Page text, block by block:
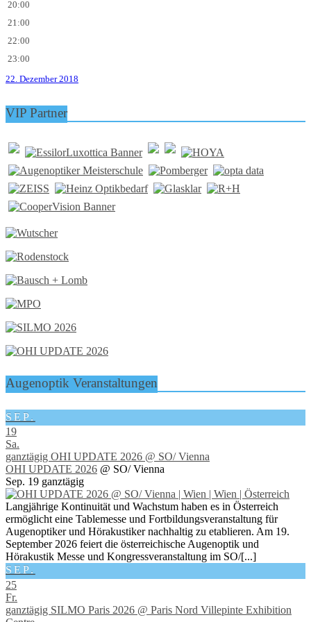
20:00
21:00
22:00
23:00
22. Dezember 2018
VIP Partner
Augenoptik Veranstaltungen
SEP.
19
Sa.
ganztägig OHI UPDATE 2026 @ SO/ Vienna
OHI UPDATE 2026 @ SO/ Vienna
Sep. 19 ganztägig
Langjährige Kontinuität und Wachstum haben es in Österreich
ermöglicht eine Tablemesse und Fortbildungsveranstaltung für
Augenoptiker und Hörakustiker nachhaltig zu etablieren. Am 19.
September 2026 feiert die österreichische Augenoptik und
Hörakustik Messe und Kongressveranstaltung im SO/[...]
SEP.
25
Fr.
ganztägig SILMO Paris 2026 @ Paris Nord Villepinte Exhibition